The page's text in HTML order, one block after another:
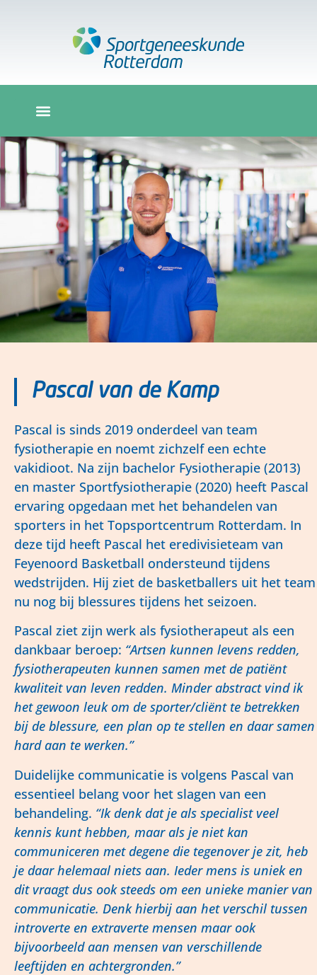
Pascal van de Kamp
Pascal is sinds 2019 onderdeel van team
fysiotherapie en noemt zichzelf een echte
vakidioot. Na zijn bachelor Fysiotherapie (2013)
en master Sportfysiotherapie (2020) heeft Pascal
ervaring opgedaan met het behandelen van
sporters in het Topsportcentrum Rotterdam. In
deze tijd heeft Pascal het eredivisieteam van
Feyenoord Basketball ondersteund tijdens
wedstrijden. Hij ziet de basketballers uit het team
nu nog bij blessures tijdens het seizoen.
Pascal ziet zijn werk als fysiotherapeut als een
dankbaar beroep: “Artsen kunnen levens redden,
fysiotherapeuten kunnen samen met de patiënt
kwaliteit van leven redden. Minder abstract vind ik
het gewoon leuk om de sporter/cliënt te betrekken
bij de blessure, een plan op te stellen en daar samen
hard aan te werken.”
Duidelijke communicatie is volgens Pascal van
essentieel belang voor het slagen van een
behandeling. “Ik denk dat je als specialist veel
kennis kunt hebben, maar als je niet kan
communiceren met degene die tegenover je zit, heb
je daar helemaal niets aan. Ieder mens is uniek en
dit vraagt dus ook steeds om een unieke manier van
communicatie. Denk hierbij aan het verschil tussen
introverte en extraverte mensen maar ook
bijvoorbeeld aan mensen van verschillende
leeftijden en achtergronden.”